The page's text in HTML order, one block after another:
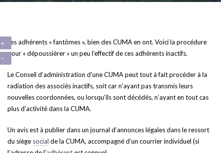
Les adhérents « fantômes », bien des CUMA en ont. Voici la procédure
pour « dépoussiérer » un peu l’effectif de ces adhérents inactifs.
Le Conseil d’administration d’une CUMA peut tout à fait procéder à la
radiation des associés inactifs, soit car n’ayant pas transmis leurs
nouvelles coordonnées, ou lorsqu’ils sont décédés, n’ayant en tout cas
plus d’activité dans la CUMA.
Un avis est à publier dans un journal d’annonces légales dans le ressort
du siège social de la CUMA, accompagné d’un courrier individuel (si